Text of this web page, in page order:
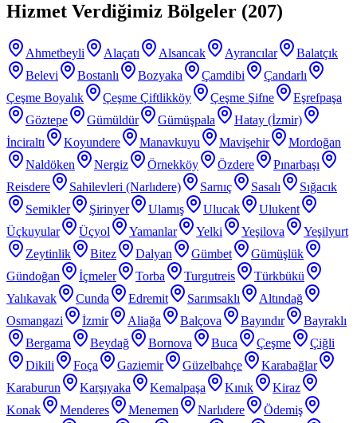
Hizmet Verdiğimiz Bölgeler (207)
Ahmetbeyli Alaçatı Alsancak Ayrancılar
Balatçık
Belevi
Bostanlı Bozyaka Çamdibi
Çandarlı
Çeşme Boyalık
Çeşme Çiftlikköy Çeşme Şifne
Eşrefpaşa
Göztepe
Gümüldür Gümüşpala
Hatay (İzmir)
İnciraltı
Koyundere Manavkuyu Mavişehir
Mordoğan
Naldöken
Nergiz Örnekköy Özdere
Pınarbaşı
Reisdere
Sahilevleri (Narlıdere) Sarnıç Sasalı
Sığacık
Semikler
Şirinyer Ulamış Ulucak
Ulukent
Üçkuyular
Üçyol Yamanlar Yelki Yeşilova
Yeşilyurt
Zeytinlik
Bitez Dalyan Gümbet
Gümüşlük
Gündoğan
İçmeler Torba Turgutreis
Türkbükü
Yalıkavak
Cunda Edremit Sarımsaklı
Altındağ
Osmangazi
İzmir Aliağa Balçova Bayındır
Bayraklı
Bergama
Beydağ Bornova Buca Çeşme
Çiğli
Dikili
Foça Gaziemir Güzelbahçe
Karabağlar
Karaburun
Karşıyaka Kemalpaşa Kınık
Kiraz
Konak
Menderes Menemen Narlıdere
Ödemiş